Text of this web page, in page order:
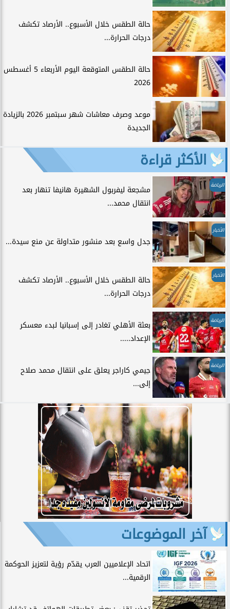
حالة الطقس خلال الأسبوع.. الأرصاد تكشف
درجات الحرارة...
حالة الطقس المتوقعة اليوم الأربعاء 5 أغسطس
2026
موعد وصرف معاشات شهر سبتمبر 2026 بالزيادة
الجديدة
الأكثر قراءة
الرياضة
مشجعة ليفربول الشهيرة هانيفا تنهار بعد
انتقال محمد...
الأخبار
جدل واسع بعد منشور متداولة عن منع سيدة...
الأخبار
حالة الطقس خلال الأسبوع.. الأرصاد تكشف
درجات الحرارة...
الرياضة
بعثة الأهلي تغادر إلى إسبانيا لبدء معسكر
الإعداد.....
الرياضة
جيمي كاراجر يعلق على انتقال محمد صلاح
إلى...
آخر الموضوعات
اتحاد الإعلاميين العرب يقدّم رؤية لتعزيز الحوكمة
الرقمية...